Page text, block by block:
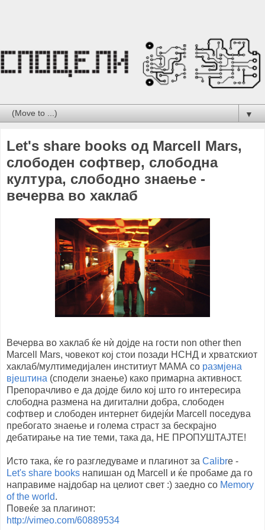
▼
Let's share books од Marcell Mars,
слободен софтвер, слободна
култура, слободно знаење -
вечерва во хаклаб
Вечерва во хаклаб ќе нѝ дојде на гости non other then
Marcell Mars, човекот кој стои позади НСНД и хрватскиот
хаклаб/мултимедијален инститиут МАМА со размјена
вјештина (сподели знаење) како примарна активност.
Препорачливо е да дојде било кој што го интересира
слободна размена на дигитални добра, слободен
софтвер и слободен интернет бидејќи Marcell поседува
пребогато знаење и голема страст за бескрајно
дебатирање на тие теми, така да, НЕ ПРОПУШТАЈТЕ!
Исто така, ќе го разгледуваме и плагинот за Calibre -
Let's share books напишан од Marcell и ќе пробаме да го
направиме најдобар на целиот свет :) заедно со Memory
of the world.
Повеќе за плагинот:
http://vimeo.com/60889534